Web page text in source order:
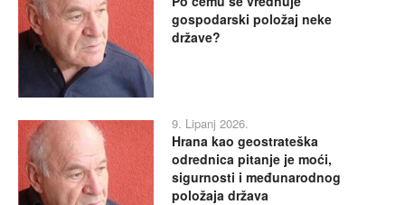
gospodarski položaj neke
države?
9. Lipanj 2026.
Hrana kao geostrateška
odrednica pitanje je moći,
sigurnosti i međunarodnog
položaja država